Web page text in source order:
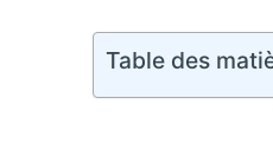
Table des